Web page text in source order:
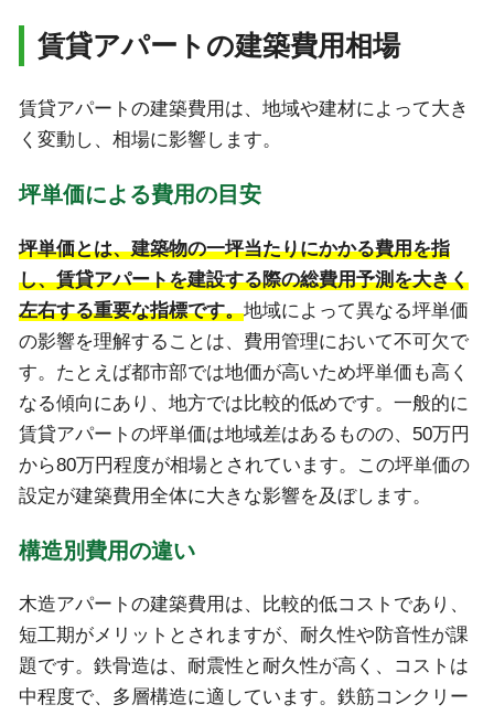
賃貸アパートの建築費用相場
賃貸アパートの建築費用は、地域や建材によって大き
く変動し、相場に影響します。
坪単価による費用の目安
坪単価とは、建築物の一坪当たりにかかる費用を指
し、賃貸アパートを建設する際の総費用予測を大きく
左右する重要な指標です。地域によって異なる坪単価
の影響を理解することは、費用管理において不可欠で
す。たとえば都市部では地価が高いため坪単価も高く
なる傾向にあり、地方では比較的低めです。一般的に
賃貸アパートの坪単価は地域差はあるものの、50万円
から80万円程度が相場とされています。この坪単価の
設定が建築費用全体に大きな影響を及ぼします。
構造別費用の違い
木造アパートの建築費用は、比較的低コストであり、
短工期がメリットとされますが、耐久性や防音性が課
題です。鉄骨造は、耐震性と耐久性が高く、コストは
中程度で、多層構造に適しています。鉄筋コンクリー